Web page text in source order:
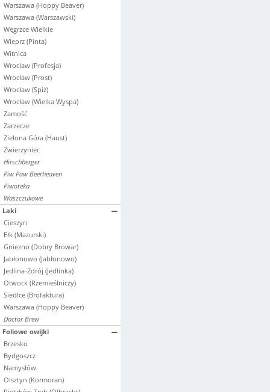
Warszawa (Hoppy Beaver)
Warszawa (Warszawski)
Węgrzce Wielkie
Wieprz (Pinta)
Witnica
Wroclaw (Profesja)
Wrocław (Prost)
Wrocław (Spiż)
Wrocław (Wielka Wyspa)
Zamość
Zarzecze
Zielona Góra (Haust)
Zwierzyniec
Hirschberger
Piw Paw Beerheaven
Piwoteka
Waszczukowe
Laki
Cieszyn
Ełk (Mazurski)
Gniezno (Dobry Browar)
Jabłonowo (Jabłonowo)
Jedlina-Zdrój (Jedlinka)
Otwock (Rzemieślniczy)
Siedlce (Brofaktura)
Warszawa (Hoppy Beaver)
Doctor Brew
Foliowe owijki
Brzesko
Bydgoszcz
Namysłów
Olsztyn (Kormoran)